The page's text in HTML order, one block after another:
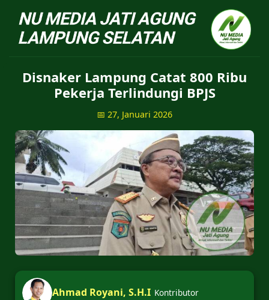
NU Jatiagung - Situs
Disnaker Lampung Catat 800 Ribu
Pekerja Terlindungi BPJS
📅 27, Januari 2026
Ahmad Royani, S.H.I Kontributor